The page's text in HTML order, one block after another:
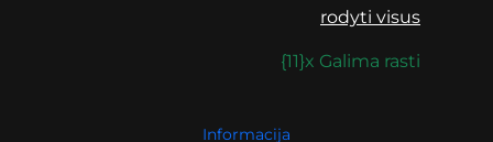
rodyti visus
{11}x Galima rasti
Informacija